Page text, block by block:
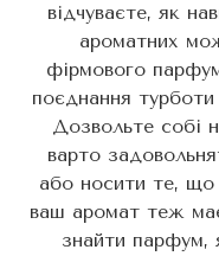
відчуваєте, як
ароматних
фірмового
поєднання
Дозвольте собі
варто
або носити те, що
ваш аромат теж
знайти парфум,